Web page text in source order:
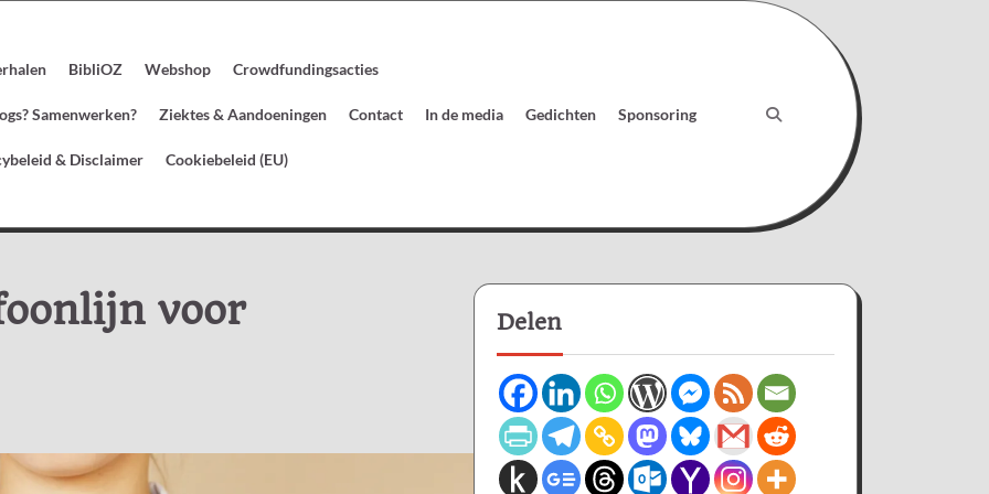
BibliOZ Webshop Crowdfundingsacties
Samenwerken? Ziektes & Aandoeningen Contact In de media Gedichten Sponsoring
& Disclaimer Cookiebeleid (EU)
voor Delen